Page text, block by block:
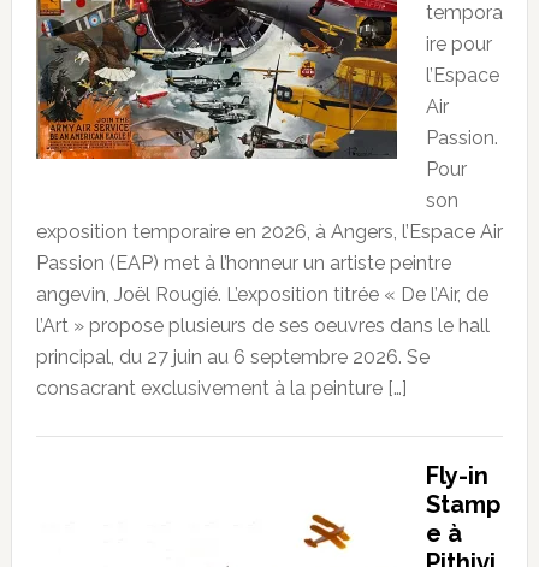
tempora
ire pour
l’Espace
Air
Passion.
Pour
son
exposition temporaire en 2026, à Angers, l’Espace Air
Passion (EAP) met à l’honneur un artiste peintre
angevin, Joël Rougié. L’exposition titrée « De l’Air, de
l’Art » propose plusieurs de ses oeuvres dans le hall
principal, du 27 juin au 6 septembre 2026. Se
consacrant exclusivement à la peinture […]
Fly-in
Stamp
e à